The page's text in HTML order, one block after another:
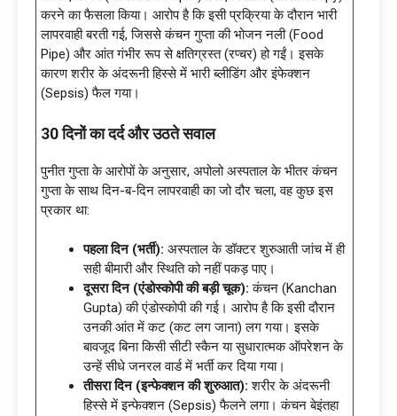
करने का फैसला किया। आरोप है कि इसी प्रक्रिया के दौरान भारी
लापरवाही बरती गई, जिससे कंचन गुप्ता की भोजन नली (Food
Pipe) और आंत गंभीर रूप से क्षतिग्रस्त (रप्चर) हो गईं। इसके
कारण शरीर के अंदरूनी हिस्से में भारी ब्लीडिंग और इंफेक्शन
(Sepsis) फैल गया।
30 दिनों का दर्द और उठते सवाल
पुनीत गुप्ता के आरोपों के अनुसार, अपोलो अस्पताल के भीतर कंचन
गुप्ता के साथ दिन-ब-दिन लापरवाही का जो दौर चला, वह कुछ इस
प्रकार था:
पहला दिन (भर्ती): अस्पताल के डॉक्टर शुरुआती जांच में ही
सही बीमारी और स्थिति को नहीं पकड़ पाए।
दूसरा दिन (एंडोस्कोपी की बड़ी चूक): कंचन (Kanchan
Gupta) की एंडोस्कोपी की गई। आरोप है कि इसी दौरान
उनकी आंत में कट (कट लग जाना) लग गया। इसके
बावजूद बिना किसी सीटी स्कैन या सुधारात्मक ऑपरेशन के
उन्हें सीधे जनरल वार्ड में भर्ती कर दिया गया।
तीसरा दिन (इन्फेक्शन की शुरुआत): शरीर के अंदरूनी
हिस्से में इन्फेक्शन (Sepsis) फैलने लगा। कंचन बेइंतहा